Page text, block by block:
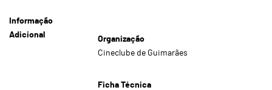
Informação
Adicional
Organização
Cineclube de Guimarães
Ficha Técnica